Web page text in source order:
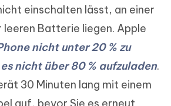
einschalten lässt, an einer
Batterie liegen. Apple
nicht unter 20 % zu
nicht über 80 % aufzuladen.
30 Minuten lang mit einem